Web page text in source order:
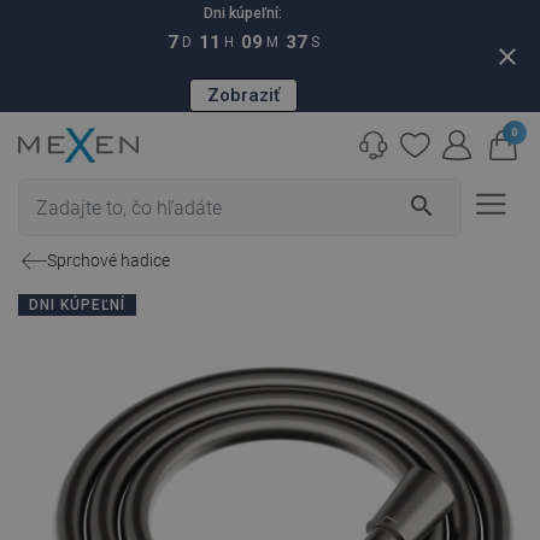
Dni kúpeľní:
7 D 11 H 09 M 36 S
Zobraziť
close
search
0
Sprchové hadice
DNI KÚPEĽNÍ